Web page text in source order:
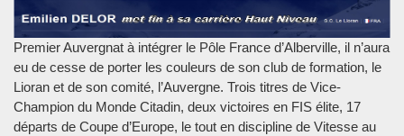
Premier Auvergnat à intégrer le Pôle France d’Alberville, il n’aura
eu de cesse de porter les couleurs de son club de formation, le
Lioran et de son comité, l’Auvergne. Trois titres de Vice-
Champion du Monde Citadin, deux victoires en FIS élite, 17
départs de Coupe d’Europe, le tout en discipline de Vitesse au